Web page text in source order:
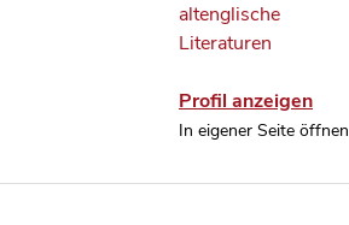
altenglische
Literaturen
Profil anzeigen
In eigener Seite öffnen